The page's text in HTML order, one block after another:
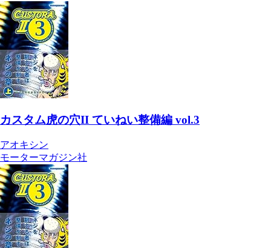
カスタム虎の穴II ていねい整備編 vol.3
アオキシン
モーターマガジン社